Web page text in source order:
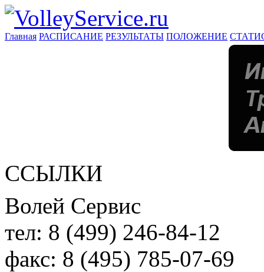
Главная РАСПИСАНИЕ РЕЗУЛЬТАТЫ ПОЛОЖЕНИЕ
ССЫЛКИ
Волей Сервис
тел: 8 (499) 246-84-12
факс: 8 (495) 785-07-69